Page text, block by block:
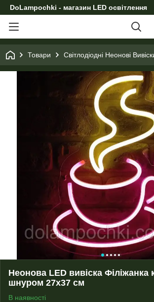
DoLampochki - магазин LED освітлення
Товари Світлодіодні Неонові
Неонова LED вивіска Філіжанка
шнуром 27х37 см
В наявності